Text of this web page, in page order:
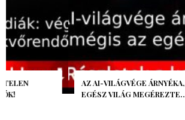
AZ AI-VILÁGVÉGE ÁRNYÉKA, CSAK PÁR ÓRA
EGÉSZ VILÁG MEGÉREZTE…